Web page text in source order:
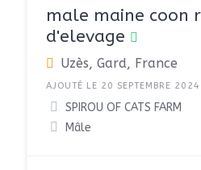
male maine coon
d'elevage
Uzès, Gard, France
AJOUTÉ LE 20 SEPTEMBRE 2024
SPIROU OF CATS FARM
Mâle